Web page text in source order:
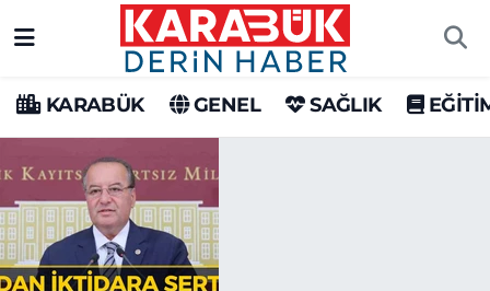
KARABÜK GENEL SAĞLIK
Karabük Hava Durumu
Karabük Trafik Yoğunluk Haritası
Süper Lig Puan Durumu ve Fikstür